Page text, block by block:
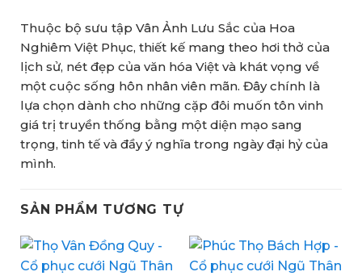
Thuộc bộ sưu tập Vân Ảnh Lưu Sắc của Hoa
Nghiêm Việt Phục, thiết kế mang theo hơi thở của
lịch sử, nét đẹp của văn hóa Việt và khát vọng về
một cuộc sống hôn nhân viên mãn. Đây chính là
lựa chọn dành cho những cặp đôi muốn tôn vinh
giá trị truyền thống bằng một diện mạo sang
trọng, tinh tế và đầy ý nghĩa trong ngày đại hỷ của
mình.
SẢN PHẨM TƯƠNG TỰ